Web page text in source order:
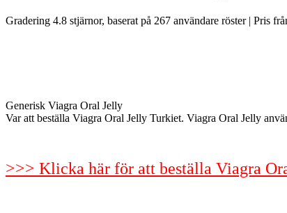
Gradering 4.8 stjärnor, baserat på 267 användare röster| Pris
Generisk Viagra Oral Jelly
Var att beställa Viagra Oral Jelly Turkiet. Viagra Oral Jelly
>>> Klicka här för att beställa Viagra